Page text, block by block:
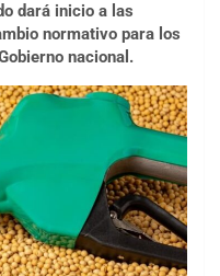
dará inicio a las
normativo para los
nacional.